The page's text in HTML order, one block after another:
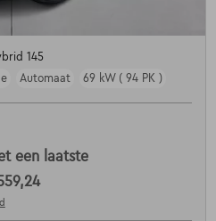
145
Automaat 69 kW ( 94 PK )
een laatste